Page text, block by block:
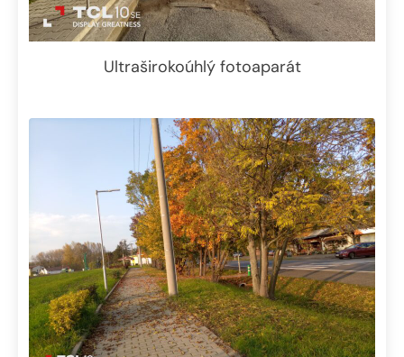
Ultraširokoúhlý fotoaparát